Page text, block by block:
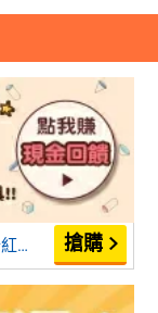
樂分紅：輕鬆分享賺外快、快速賺錢、分紅無上限